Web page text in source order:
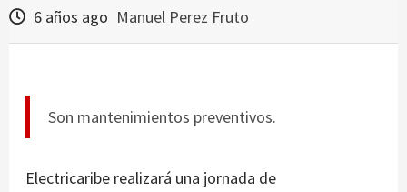
6 años ago Manuel Perez Fruto
Son mantenimientos preventivos.
Electricaribe realizará una jornada de